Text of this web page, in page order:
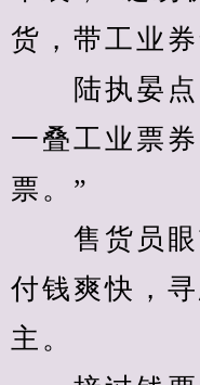
货，带工业
陆执晏点
一叠工业票
票。”
售货员眼
付钱爽快，
主。